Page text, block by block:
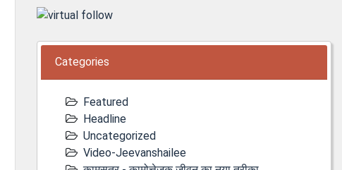
Categories
Featured
Headline
Uncategorized
Video-Jeevanshailee